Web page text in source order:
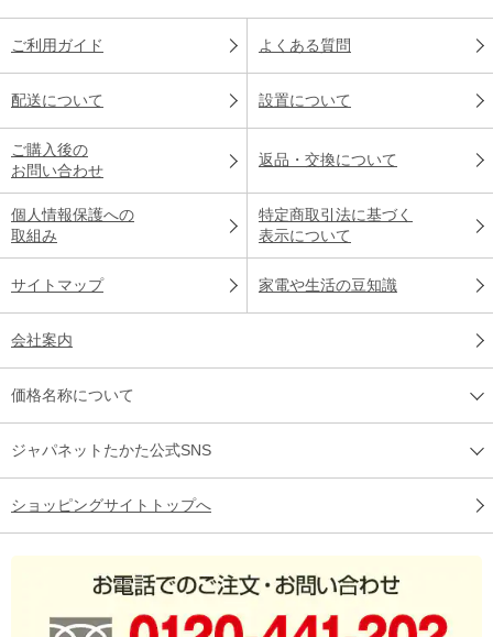
ご利用ガイド よくある質問
配送について 設置について
ご購入後の
お問い合わせ
返品・交換について
個人情報保護への
取組み
特定商取引法に基づく
表示について
サイトマップ 家電や生活の豆知識
会社案内
価格名称について
ジャパネットたかた公式SNS
ショッピングサイトトップへ